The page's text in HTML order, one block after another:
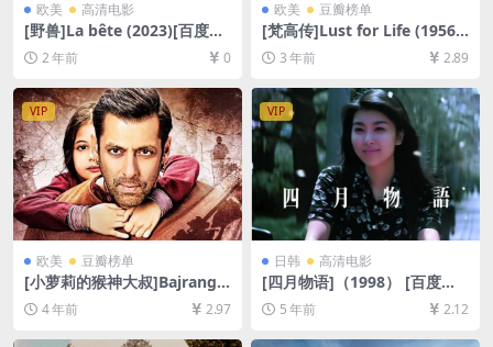
欧美 高清电影
[野兽]La bête (2023)[百度网
盘+夸克网盘1080P超清未删
减资源][网盘在线播放/下载]
[MP4/9.8GB][中文字幕]
2 年前 0
欧美 豆瓣榜单
[梵高传]Lust for Life (1956)
[百度网盘+夸克网盘1080P超
清未删减资源][网盘在线播放/
下载][MP4/8GB][中英字幕]
3 年前 2.89
VIP
欧美 豆瓣榜单
[小萝莉的猴神大叔]Bajrangi
Bhaijaan (2015)[百度网盘+迅
雷云盘资源1080P超清未删减]
[MP4/11GB][中文字幕]
4 年前 2.97
VIP
日韩 高清电影
[四月物语]（1998） [百度网
盘+迅雷云盘资源1080P超清]
[MP4/3.9GB][日语中字]
5 年前 2.12